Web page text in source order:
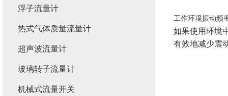
工作环境振动频
如果使用环境
有效地减少震
浮子流量计
热式气体质量流量计
超声波流量计
玻璃转子流量计
机械式流量开关